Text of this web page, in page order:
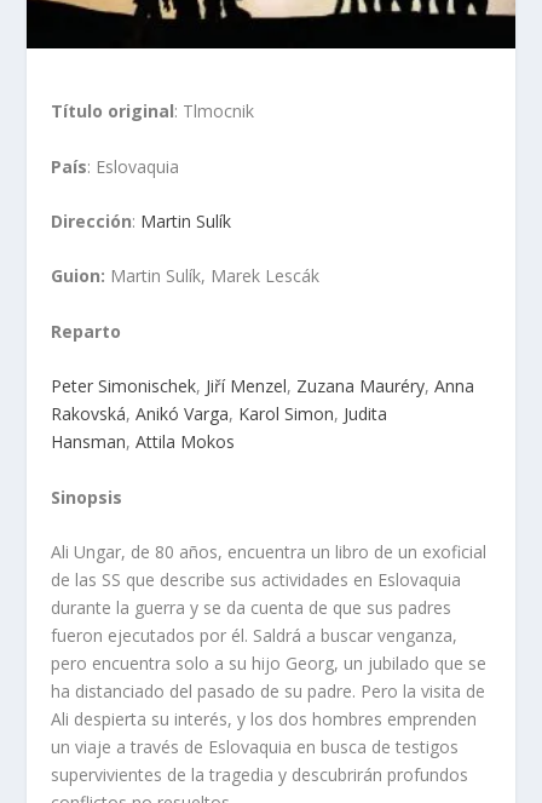
Título original: Tlmocnik
País: Eslovaquia
Dirección: Martin Sulík
Guion: Martin Sulík, Marek Lescák
Reparto
Peter Simonischek, Jiří Menzel, Zuzana Mauréry,Anna
Rakovská,Anikó Varga, Karol Simon, Judita
Hansman,Attila Mokos
Sinopsis
Ali Ungar, de 80 años, encuentra un libro de un exoficial
de las SS que describe sus actividades en Eslovaquia
durante la guerra y se da cuenta de que sus padres
fueron ejecutados por él. Saldrá a buscar venganza,
pero encuentra solo a su hijo Georg, un jubilado que se
ha distanciado del pasado de su padre. Pero la visita de
Ali despierta su interés, y los dos hombres emprenden
un viaje a través de Eslovaquia en busca de testigos
supervivientes de la tragedia y descubrirán profundos